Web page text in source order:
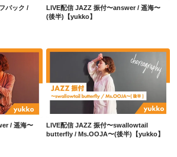
バック /
LIVE配信 JAZZ 振付〜answer / 遥海〜
(後半)【yukko】
/ 遥海〜
LIVE配信 JAZZ 振付〜swallowtail
butterfly / Ms.OOJA〜(後半)【yukko】